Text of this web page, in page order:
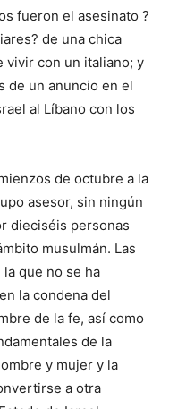
fueron el asesinato ?
de una chica
vivir con un italiano; y
de un anuncio en el
al Líbano con los
de octubre a la
asesor, sin ningún
dieciséis personas
musulmán. Las
que no se ha
la condena del
de la fe, así como
de la
y mujer y la
a otra